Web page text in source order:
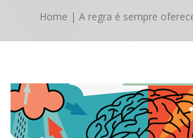
Home | A regra é sempre